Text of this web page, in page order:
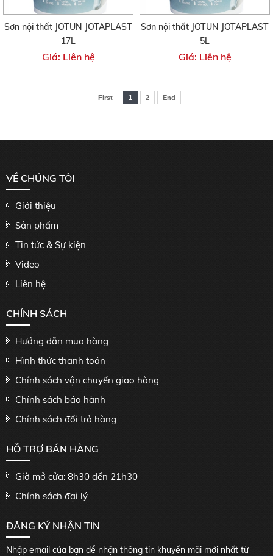
Sơn nội thất JOTUN JOTAPLAST
17L
Giá: Liên hệ
Sơn nội thất JOTUN JOTAPLAST
5L
Giá: Liên hệ
First 1 2 End
VỀ CHÚNG TÔI
Giới thiệu
Sản phẩm
Tin tức & Sự kiện
Video
Liên hệ
CHÍNH SÁCH
Hướng dẫn mua hàng
Hình thức thanh toán
Chính sách vận chuyển giao hàng
Chính sách bảo hành
Chính sách đổi trả hàng
HỖ TRỢ BÁN HÀNG
Giờ mở cửa: 8h30 đến 21h30
Chính sách đại lý
ĐĂNG KÝ NHẬN TIN
Nhập email của bạn để nhận thông tin khuyến mãi mới nhất từ